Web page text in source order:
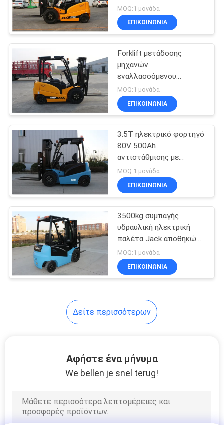
τραχύ forklift
εκτάσεων
Δευτερεύον Forklift
φορτωτών
Forklift
ανταλλακτικά
Forklift φορτωτής
MOQ:1 μονάδα
ΕΠΙΚΟΙΝΩΝΙΑ
Forklift μετάδοσης
μηχανών
εναλλασσόμενου
ρεύματος CPD30 3T
αυτόματο ηλεκτρικό
φορτηγό
MOQ:1 μονάδα
ΕΠΙΚΟΙΝΩΝΙΑ
3.5T ηλεκτρικό φορτηγό
80V 500Ah
αντιστάθμισης με
μπαταρίες
MOQ:1 μονάδα
ΕΠΙΚΟΙΝΩΝΙΑ
3500kg συμπαγής
υδραυλική ηλεκτρική
παλέτα Jack αποθηκών
εμπορευμάτων με την
μπαταρία 80V 500Ah
MOQ:1 μονάδα
ΕΠΙΚΟΙΝΩΝΙΑ
Δείτε περισσότερων
Αφήστε ένα μήνυμα
We bellen je snel terug!